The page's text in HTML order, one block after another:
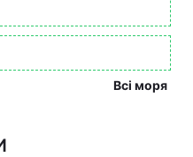
Всі моря